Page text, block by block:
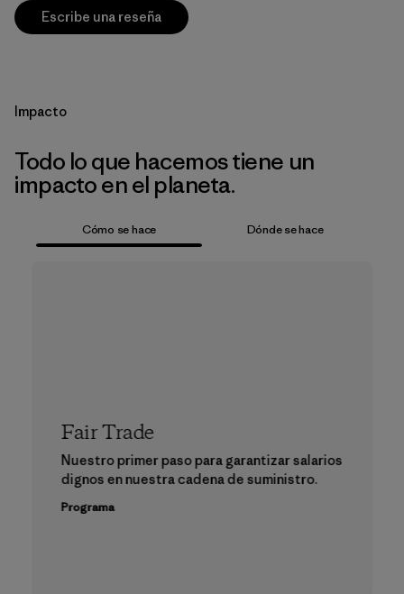
Escribe una reseña
Impacto
Todo lo que hacemos tiene un
impacto en el planeta.
Cómo se hace Dónde se hace
Fair Trade
Nuestro primer paso para garantizar salarios
dignos en nuestra cadena de suministro.
Programa